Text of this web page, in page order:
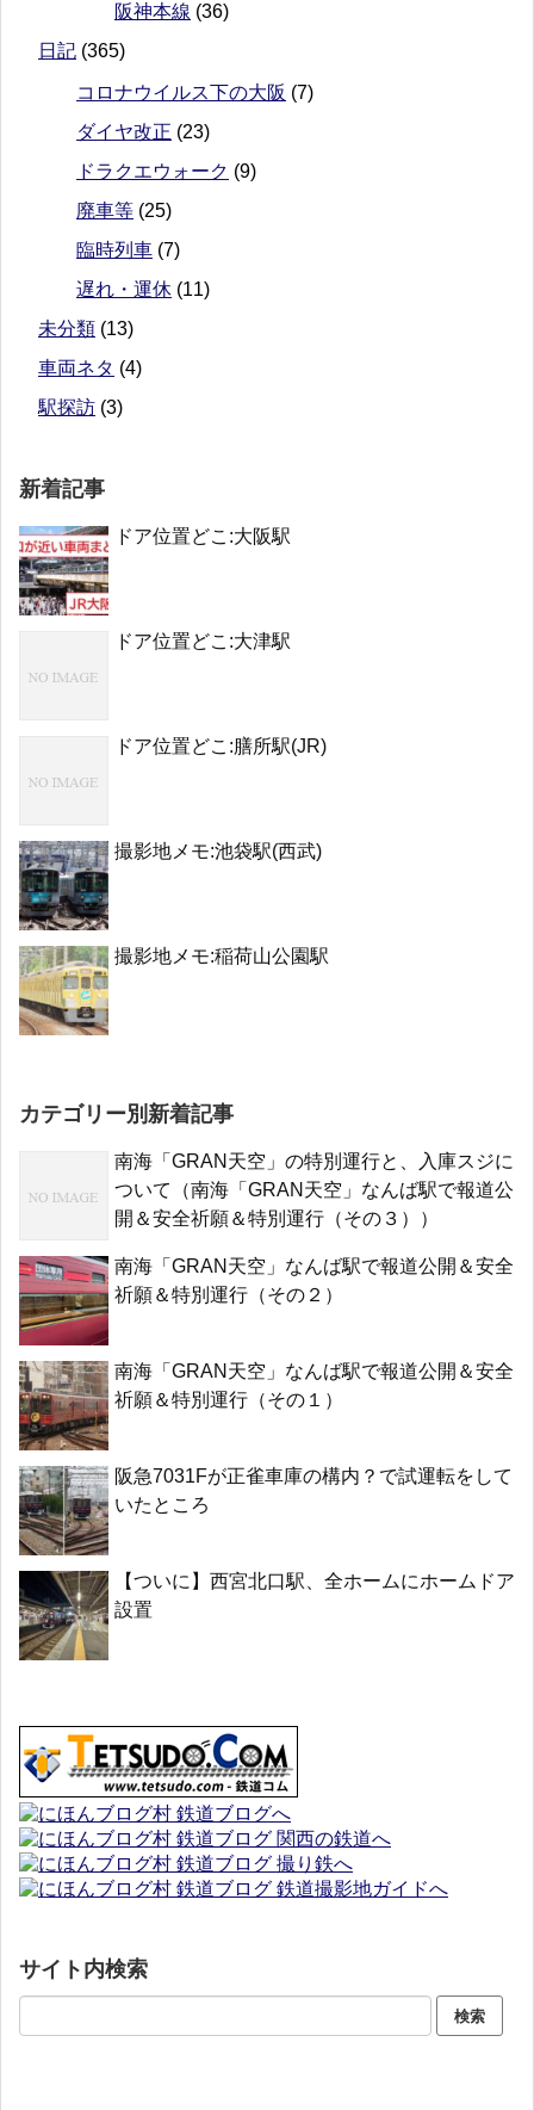
阪神本線 (36)
日記 (365)
コロナウイルス下の大阪 (7)
ダイヤ改正 (23)
ドラクエウォーク (9)
廃車等 (25)
臨時列車 (7)
遅れ・運休 (11)
未分類 (13)
車両ネタ (4)
駅探訪 (3)
新着記事
ドア位置どこ:大阪駅
ドア位置どこ:大津駅
ドア位置どこ:膳所駅(JR)
撮影地メモ:池袋駅(西武)
撮影地メモ:稲荷山公園駅
カテゴリー別新着記事
南海「GRAN天空」の特別運行と、入庫スジに
ついて（南海「GRAN天空」なんば駅で報道公
開＆安全祈願＆特別運行（その３））
南海「GRAN天空」なんば駅で報道公開＆安全
祈願＆特別運行（その２）
南海「GRAN天空」なんば駅で報道公開＆安全
祈願＆特別運行（その１）
阪急7031Fが正雀車庫の構内？で試運転をして
いたところ
【ついに】西宮北口駅、全ホームにホームドア
設置
サイト内検索